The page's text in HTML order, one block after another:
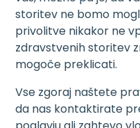
storitev ne bomo
privolitve nikakor ne
zdravstvenih storitev
mogoče preklicati.
Vse zgoraj naštete
da nas kontaktirate